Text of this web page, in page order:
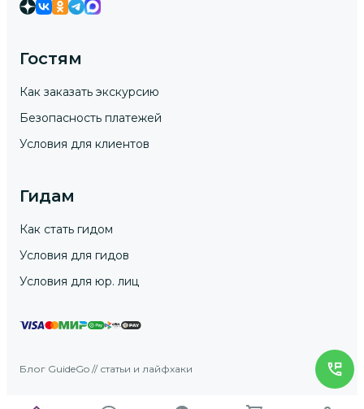
Гостям
Как заказать экскурсию
Безопасность платежей
Условия для клиентов
Гидам
Как стать гидом
Условия для гидов
Условия для юр. лиц
Блог GuideGo // статьи и лайфхаки